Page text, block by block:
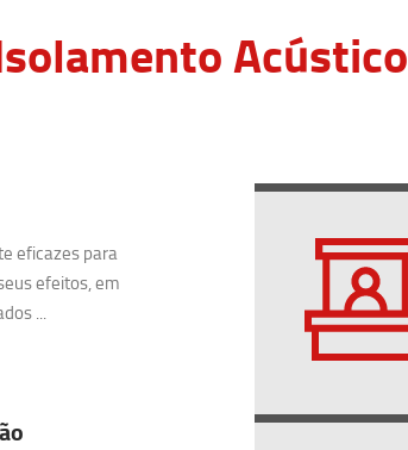
Acústico
eficazes para
efeitos, em
...